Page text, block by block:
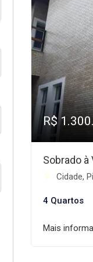
R$
Sobrado à
Cidade,
4 Quartos
Mais